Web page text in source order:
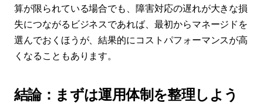
算が限られている場合でも、障害対応の遅れが大きな損
失につながるビジネスであれば、最初からマネージドを
選んでおくほうが、結果的にコストパフォーマンスが高
くなることもあります。
結論：まずは運用体制を整理しよう